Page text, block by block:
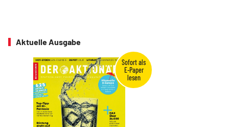
Aktuelle Ausgabe